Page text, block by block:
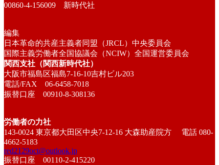
00860-4-156009 新時代社
編集
日本革命的共産主義者同盟（JRCL）中央委員会
国際主義労働者全国協議会（NCIW）全国運営委員会
関西支社（関西新時代社）
大阪市福島区福島7-16-10吉村ビル203
電話/FAX 06-6458-7018
振替口座 00910-8-308136
労働者の力社
143-0024 東京都大田区中央7-12-16 大森助産院方 電話 080-
4662-5183
red2129oct@outlook.jp
振替口座 00110-2-415220